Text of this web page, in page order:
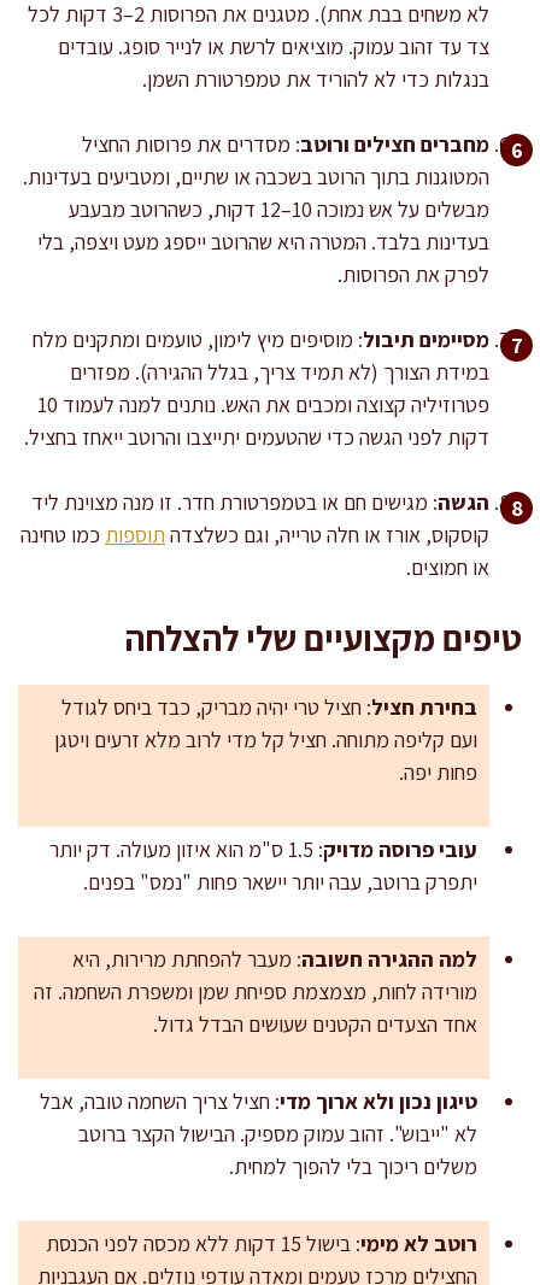
לא משחים בבת אחת). מטגנים את הפרוסות 2–3 דקות לכל
צד עד זהוב עמוק. מוציאים לרשת או לנייר סופג. עובדים
בנגלות כדי לא להוריד את טמפרטורת השמן.
מחברים חצילים ורוטב: מסדרים את פרוסות החציל
המטוגנות בתוך הרוטב בשכבה או שתיים, ומטביעים בעדינות.
מבשלים על אש נמוכה 10–12 דקות, כשהרוטב מבעבע
בעדינות בלבד. המטרה היא שהרוטב ייספג מעט ויצפה, בלי
לפרק את הפרוסות.
מסיימים תיבול: מוסיפים מיץ לימון, טועמים ומתקנים מלח
במידת הצורך (לא תמיד צריך, בגלל ההגירה). מפזרים
פטרוזיליה קצוצה ומכבים את האש. נותנים למנה לעמוד 10
דקות לפני הגשה כדי שהטעמים יתייצבו והרוטב ייאחז בחציל.
הגשה: מגישים חם או בטמפרטורת חדר. זו מנה מצוינת ליד
קוסקוס, אורז או חלה טרייה, וגם כשלצדה תוספות כמו טחינה
או חמוצים.
טיפים מקצועיים שלי להצלחה
בחירת חציל: חציל טרי יהיה מבריק, כבד ביחס לגודל
ועם קליפה מתוחה. חציל קל מדי לרוב מלא זרעים ויטגן
פחות יפה.
עובי פרוסה מדויק
: 1.5 ס"מ הוא איזון מעולה. דק יותר
יתפרק ברוטב, עבה יותר יישאר פחות "נמס" בפנים.
למה ההגירה חשובה: מעבר להפחתת מרירות, היא
מורידה לחות, מצמצמת ספיחת שמן ומשפרת השחמה. זה
אחד הצעדים הקטנים שעושים הבדל גדול.
טיגון נכון ולא ארוך מדי: חציל צריך השחמה טובה, אבל
לא "ייבוש". זהוב עמוק מספיק. הבישול הקצר ברוטב
משלים ריכוך בלי להפוך למחית.
רוטב לא מימי
: בישול 15 דקות ללא מכסה לפני הכנסת
החצילים מרכז טעמים ומאדה עודפי נוזלים. אם העגבניות